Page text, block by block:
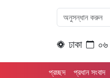
ঢাকা
প্রচ্ছদ প্রধান সংবাদ